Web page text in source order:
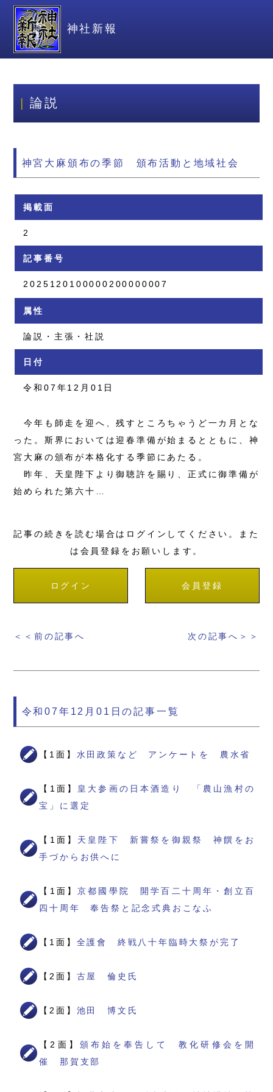
神社新報
論説
神宮大麻頒布の季節 頒布活動と地域社会
掲載面
2
記事番号
2025120100000200000007
属性
論説・主張・社説
日付
令和07年12月01日
今年も師走を迎へ、残すところちゃうど一カ月とな
った。斯界においては迎春準備が始まるとともに、神
宮大麻の頒布が本格化する季節にあたる。
昨年、天皇陛下より御聴許を賜り、正式に御準備が
始められた第六十…
記事の続きを読む場合はログインしてください。また
は会員登録をお願いします。
ログイン 会員登録
＜＜前の記事へ 次の記事へ＞＞
令和07年12月01日の記事一覧
【1面】 水田政策など アンケートを 農水省
【1面】 皇大参画の日本酒造り 「農山漁村の
宝」に選定
【1面】 天皇陛下 新嘗祭を御親祭 神饌をお
手づからお供へに
【1面】京都國學院 開学百二十周年・創立百
四十周年 奉告祭と記念式典おこなふ
【1面】 全護會 終戦八十年臨時大祭が完了
【2面】 古屋 倫史氏
【2面】 池田 博文氏
【2面】 頒布始を奉告して 教化研修会を開
催 那賀支部